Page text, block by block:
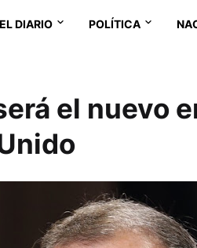
EL DIARIO POLÍTICA
el nuevo